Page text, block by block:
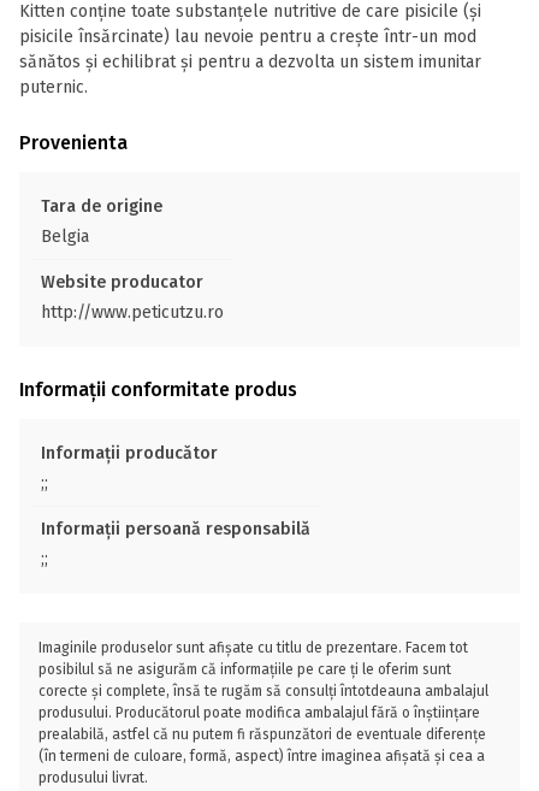
Kitten conține toate substanțele nutritive de care pisicile (și
pisicile însărcinate) lau nevoie pentru a crește într-un mod
sănătos și echilibrat și pentru a dezvolta un sistem imunitar
puternic.
Provenienta
Tara de origine
Belgia
Website producator
http://www.peticutzu.ro
Informații conformitate produs
Informații producător
;;
Informații persoană responsabilă
;;
Imaginile produselor sunt afișate cu titlu de prezentare. Facem tot
posibilul să ne asigurăm că informațiile pe care ți le oferim sunt
corecte și complete, însă te rugăm să consulți întotdeauna ambalajul
produsului. Producătorul poate modifica ambalajul fără o înștiințare
prealabilă, astfel că nu putem fi răspunzători de eventuale diferențe
(în termeni de culoare, formă, aspect) între imaginea afișată și cea a
produsului livrat.